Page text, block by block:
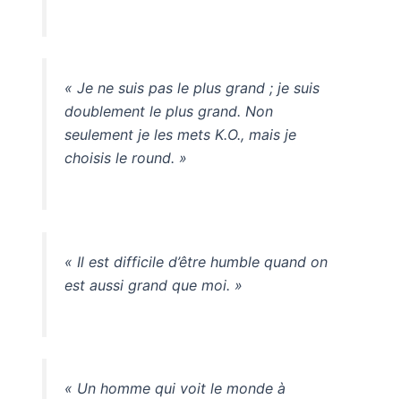
« Je ne suis pas le plus grand ; je suis
doublement le plus grand. Non
seulement je les mets K.O., mais je
choisis le round. »
« Il est difficile d’être humble quand on
est aussi grand que moi. »
« Un homme qui voit le monde à